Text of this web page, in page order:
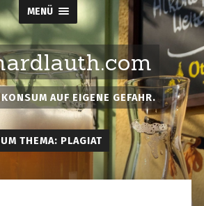
MENÜ
AUF EIGENE GEFAHR.
THEMA: PLAGIAT